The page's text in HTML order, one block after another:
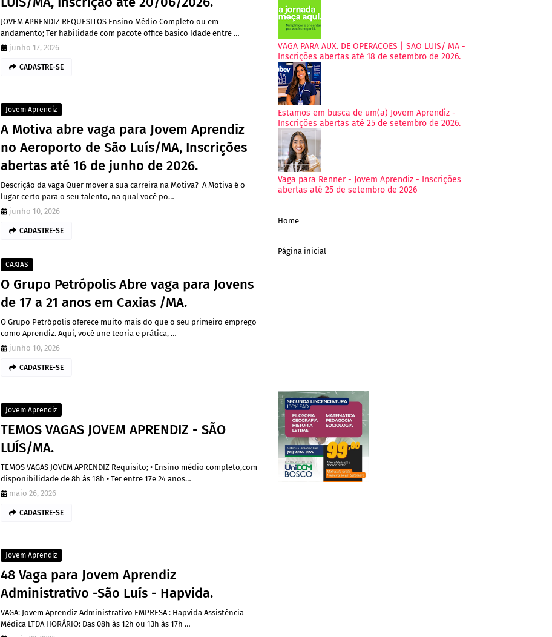
JOVEM APRENDIZ REQUESITOS Ensino Médio Completo ou em
andamento; Ter habilidade com pacote office basico Idade entre …
junho 17, 2026
CADASTRE-SE
Jovem Aprendiz
A Motiva abre vaga para Jovem Aprendiz
no Aeroporto de São Luís/MA, Inscrições
abertas até 16 de junho de 2026.
Descrição da vaga Quer mover a sua carreira na Motiva? A Motiva é o
lugar certo para o seu talento, na qual você po…
junho 10, 2026
CADASTRE-SE
CAXIAS
O Grupo Petrópolis Abre vaga para Jovens
de 17 a 21 anos em Caxias /MA.
O Grupo Petrópolis oferece muito mais do que o seu primeiro emprego
como Aprendiz. Aqui, você une teoria e prática, …
junho 10, 2026
CADASTRE-SE
Jovem Aprendiz
TEMOS VAGAS JOVEM APRENDIZ - SÃO
LUÍS/MA.
TEMOS VAGAS JOVEM APRENDIZ Requisito; • Ensino médio completo,com
disponibilidade de 8h às 18h • Ter entre 17e 24 anos…
maio 26, 2026
CADASTRE-SE
Jovem Aprendiz
48 Vaga para Jovem Aprendiz
Administrativo -São Luís - Hapvida.
VAGA: Jovem Aprendiz Administrativo EMPRESA : Hapvida Assistência
Médica LTDA HORÁRIO: Das 08h às 12h ou 13h às 17h …
VAGA PARA AUX. DE OPERACOES | SAO LUIS/ MA -
Inscrições abertas até 18 de setembro de 2026.
Estamos em busca de um(a) Jovem Aprendiz -
Inscrições abertas até 25 de setembro de 2026.
Vaga para Renner - Jovem Aprendiz - Inscrições
abertas até 25 de setembro de 2026
Home
Página inicial